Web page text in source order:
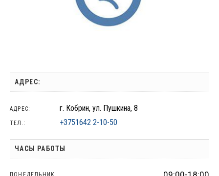
АДРЕС:
АДРЕС: г. Кобрин, ул. Пушкина, 8
ТЕЛ.: +3751642 2-10-50
ЧАСЫ РАБОТЫ
ПОНЕДЕЛЬНИК